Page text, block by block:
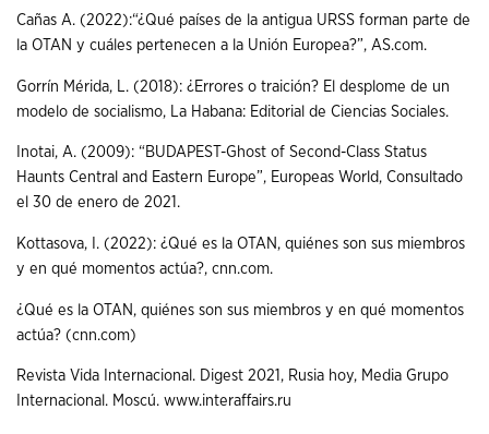
Cañas A. (2022):“¿Qué países de la antigua URSS forman parte de
la OTAN y cuáles pertenecen a la Unión Europea?”, AS.com.
Gorrín Mérida, L. (2018): ¿Errores o traición? El desplome de un
modelo de socialismo, La Habana: Editorial de Ciencias Sociales.
Inotai, A. (2009): “BUDAPEST-Ghost of Second-Class Status
Haunts Central and Eastern Europe”, Europeas World, Consultado
el 30 de enero de 2021.
Kottasova, I. (2022): ¿Qué es la OTAN, quiénes son sus miembros
y en qué momentos actúa?, cnn.com.
¿Qué es la OTAN, quiénes son sus miembros y en qué momentos
actúa? (cnn.com)
Revista Vida Internacional. Digest 2021, Rusia hoy, Media Grupo
Internacional. Moscú. www.interaffairs.ru